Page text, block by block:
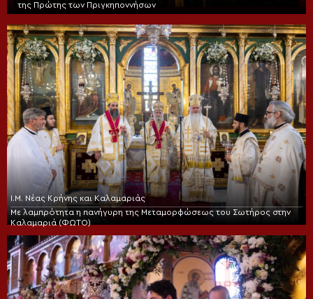
της Πρώτης των Πριγκηποννήσων
Ι.Μ. Νέας Κρήνης και Καλαμαριάς
Με λαμπρότητα η πανήγυρη της Μεταμορφώσεως του Σωτήρος στην
Καλαμαριά (ΦΩΤΟ)